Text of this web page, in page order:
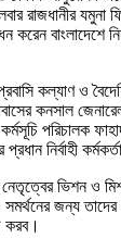
রাজধানীর যমুনা
বাংলাদেশে
কল্যাণ ও
কনসাল
কর্মসূচি পরিচালক
নির্বাহী
ভিশন ও
সমর্থনের জন্য
করব।